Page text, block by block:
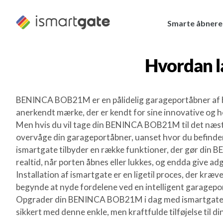
indhold
Smarte åbnere
Hvordan
BENINCA BOB21M er en pålidelig garageportåbner
anerkendt mærke, der er kendt for sine innovative og
Men hvis du vil tage din BENINCA BOB21M til det
overvåge din garageportåbner, uanset hvor du
ismartgate tilbyder en række funktioner, der gør din
realtid, når porten åbnes eller lukkes, og endda give
Installation af ismartgate er en ligetil proces, der
begynde at nyde fordelene ved en intelligent
Opgrader din BENINCA BOB21M i dag med
sikkert med denne enkle, men kraftfulde tilføjelse til